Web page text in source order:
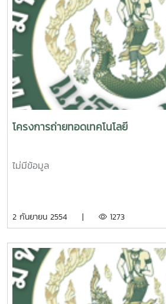
โครงการถ่ายทอดเทคโนโลยี
ไม่มีข้อมูล
2 กันยายน 2554 | 1273